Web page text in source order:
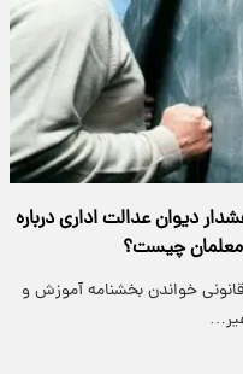
دیوان عدالت اداری درباره
چیست؟
خواندن بخشنامه آموزش و